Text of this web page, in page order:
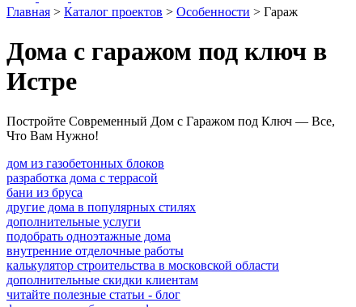
Главная > Каталог проектов > Особенности > Гараж
Дома с гаражом под ключ в
Истре
Постройте Современный Дом с Гаражом под Ключ — Все,
Что Вам Нужнo!
дом из газобетонных блоков
разработка дома с террасой
бани из бруса
другие дома в популярных стилях
дополнительные услуги
подобрать одноэтажные дома
внутренние отделочные работы
калькулятор строительства в московской области
дополнительные скидки клиентам
читайте полезные статьи - блог